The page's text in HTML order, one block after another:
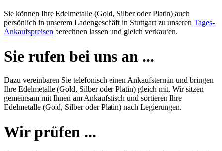
Sie können Ihre Edelmetalle (Gold, Silber oder Platin) auch
persönlich in unserem Ladengeschäft in Stuttgart zu unseren Tages-
Ankaufspreisen berechnen lassen und gleich verkaufen.
Sie rufen bei uns an ...
Dazu vereinbaren Sie telefonisch einen Ankaufstermin und bringen
Ihre Edelmetalle (Gold, Silber oder Platin) gleich mit. Wir sitzen
gemeinsam mit Ihnen am Ankaufstisch und sortieren Ihre
Edelmetalle (Gold, Silber oder Platin) nach Legierungen.
Wir prüfen ...